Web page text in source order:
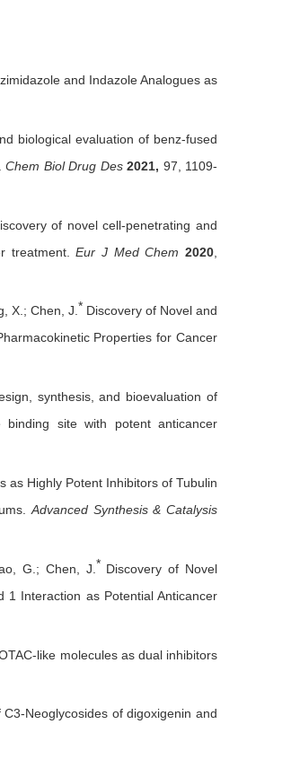
and Indazole Analogues as
biological evaluation of benz-fused
Chem Biol Drug Des2021, 97, 1109-
of novel cell-penetrating and
treatment.Eur J Med Chem 2020
X.; Chen, J.*Discovery of Novel and
Properties for Cancer
synthesis, and bioevaluation of
binding site with potent anticancer
as Highly Potent Inhibitors of Tubulin
Advanced Synthesis & Catalysis
G.; Chen, J. * Discovery of Novel
1 Interaction as Potential Anticancer
like molecules as dual inhibitors
C3-Neoglycosides of digoxigenin and